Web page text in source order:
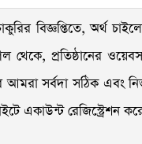
বিজ্ঞপ্তিতে, অর্থ
থেকে, প্রতিষ্ঠানের
আমরা সর্বদা সঠিক এবং
রেজিস্ট্রেশন করে